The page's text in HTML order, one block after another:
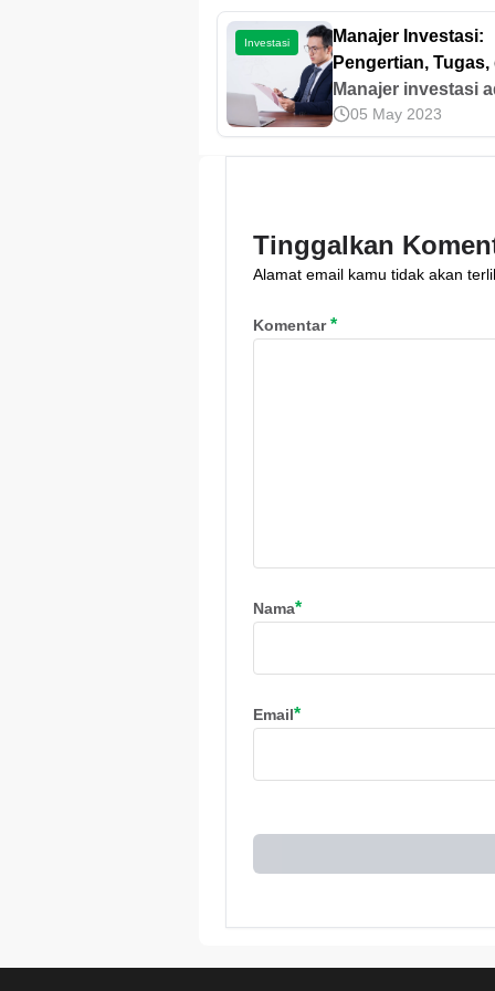
Investasi
Manajer Investasi:
Pengertian, Tugas,
Cara Memilihnya
Manajer investasi
individu atau
yang mengelola
05 May 2023
Tinggalkan
Alamat email kamu tidak akan
Komentar*
Nama*
Email*